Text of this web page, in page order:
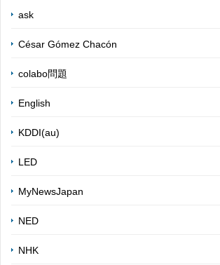
ask
César Gómez Chacón
colabo問題
English
KDDI(au)
LED
MyNewsJapan
NED
NHK